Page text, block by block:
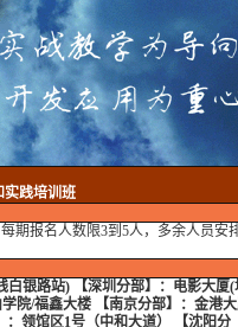
实践培训班
报名人数限3到5人，多余人员安
白银路站) 【深圳分部】：电影大厦(
院/福鑫大楼 【南京分部】：金港
领馆区1号（中和大道） 【沈阳分